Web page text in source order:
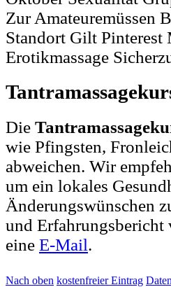
Zur Amateuremüssen
Standort Gilt
Erotikmassage
Die
wie Pfingsten,
abweichen. Wir
um ein lokales
Änderungswünschen
und Erfahrungsbericht
eine E-Mail.
Nach oben kostenfreier Eintrag